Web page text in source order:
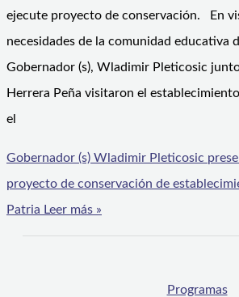
ejecute proyecto de conservación. En
necesidades de la comunidad educativa
Gobernador (s), Wladimir Pleticosic
Herrera Peña visitaron el
el
Gobernador (s) Wladimir Pleticosic
proyecto de conservación de
Patria Leer más »
Programas